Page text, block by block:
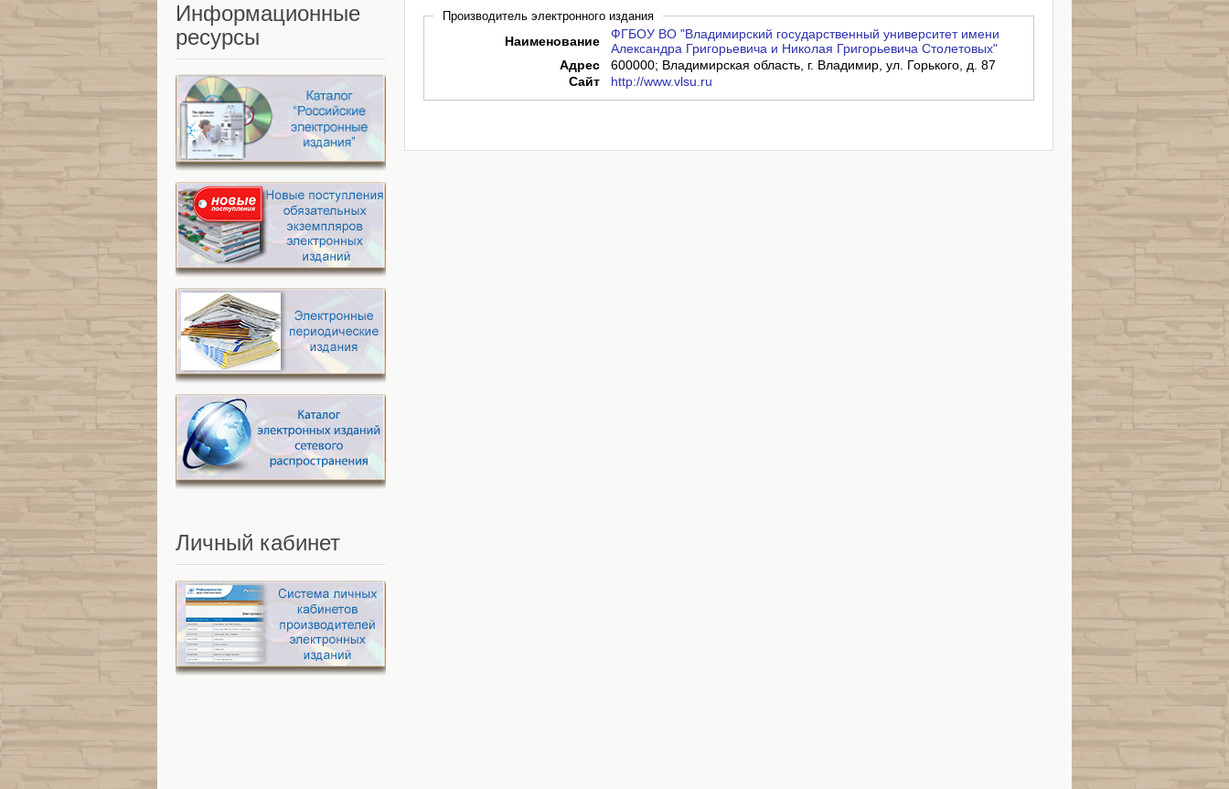
Производитель электронного издания
Наименование
ФГБОУ ВО "Владимирский государственный университет имени
Александра Григорьевича и Николая Григорьевича Столетовых"
Адрес
600000; Владимирская область, г. Владимир, ул. Горького, д. 87
Сайт
http://www.vlsu.ru
Информационные
ресурсы
Личный кабинет